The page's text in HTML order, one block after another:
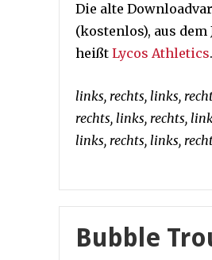
Die alte
(kostenlos), aus dem
heißt Lycos Athletics.
links, rechts, links,
rechts, links, rechts,
links, rechts, links,
Bubble